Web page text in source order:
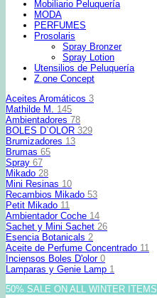
Mobiliario Peluquería
MODA
PERFUMES
Prosolaris
Spray Bronzer
Spray Lotion
Utensilios de Peluquería
Z.one Concept
Aceites Aromáticos 3
Mathilde M. 145
Ambientadores 78
BOLES D`OLOR 329
Brumizadores 13
Brumas 65
Spray 67
Mikado 28
Mini Resinas 10
Recambios Mikado 53
Petit Mikado 11
Ambientador Coche 14
Sachet y Mini Sachet 26
Esencia Botanicals 2
Aceite de Perfume Concentrado 11
Inciensos Boles D'olor 0
Lamparas y Genie Lamp 1
50% SALE ON ALL WINTER ITEMS